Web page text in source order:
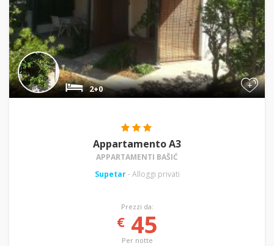
+
2+0
Appartamento A3
APPARTAMENTI BAŠIĆ
Supetar - Alloggi privati
Prezzi da:
€45
Per notte